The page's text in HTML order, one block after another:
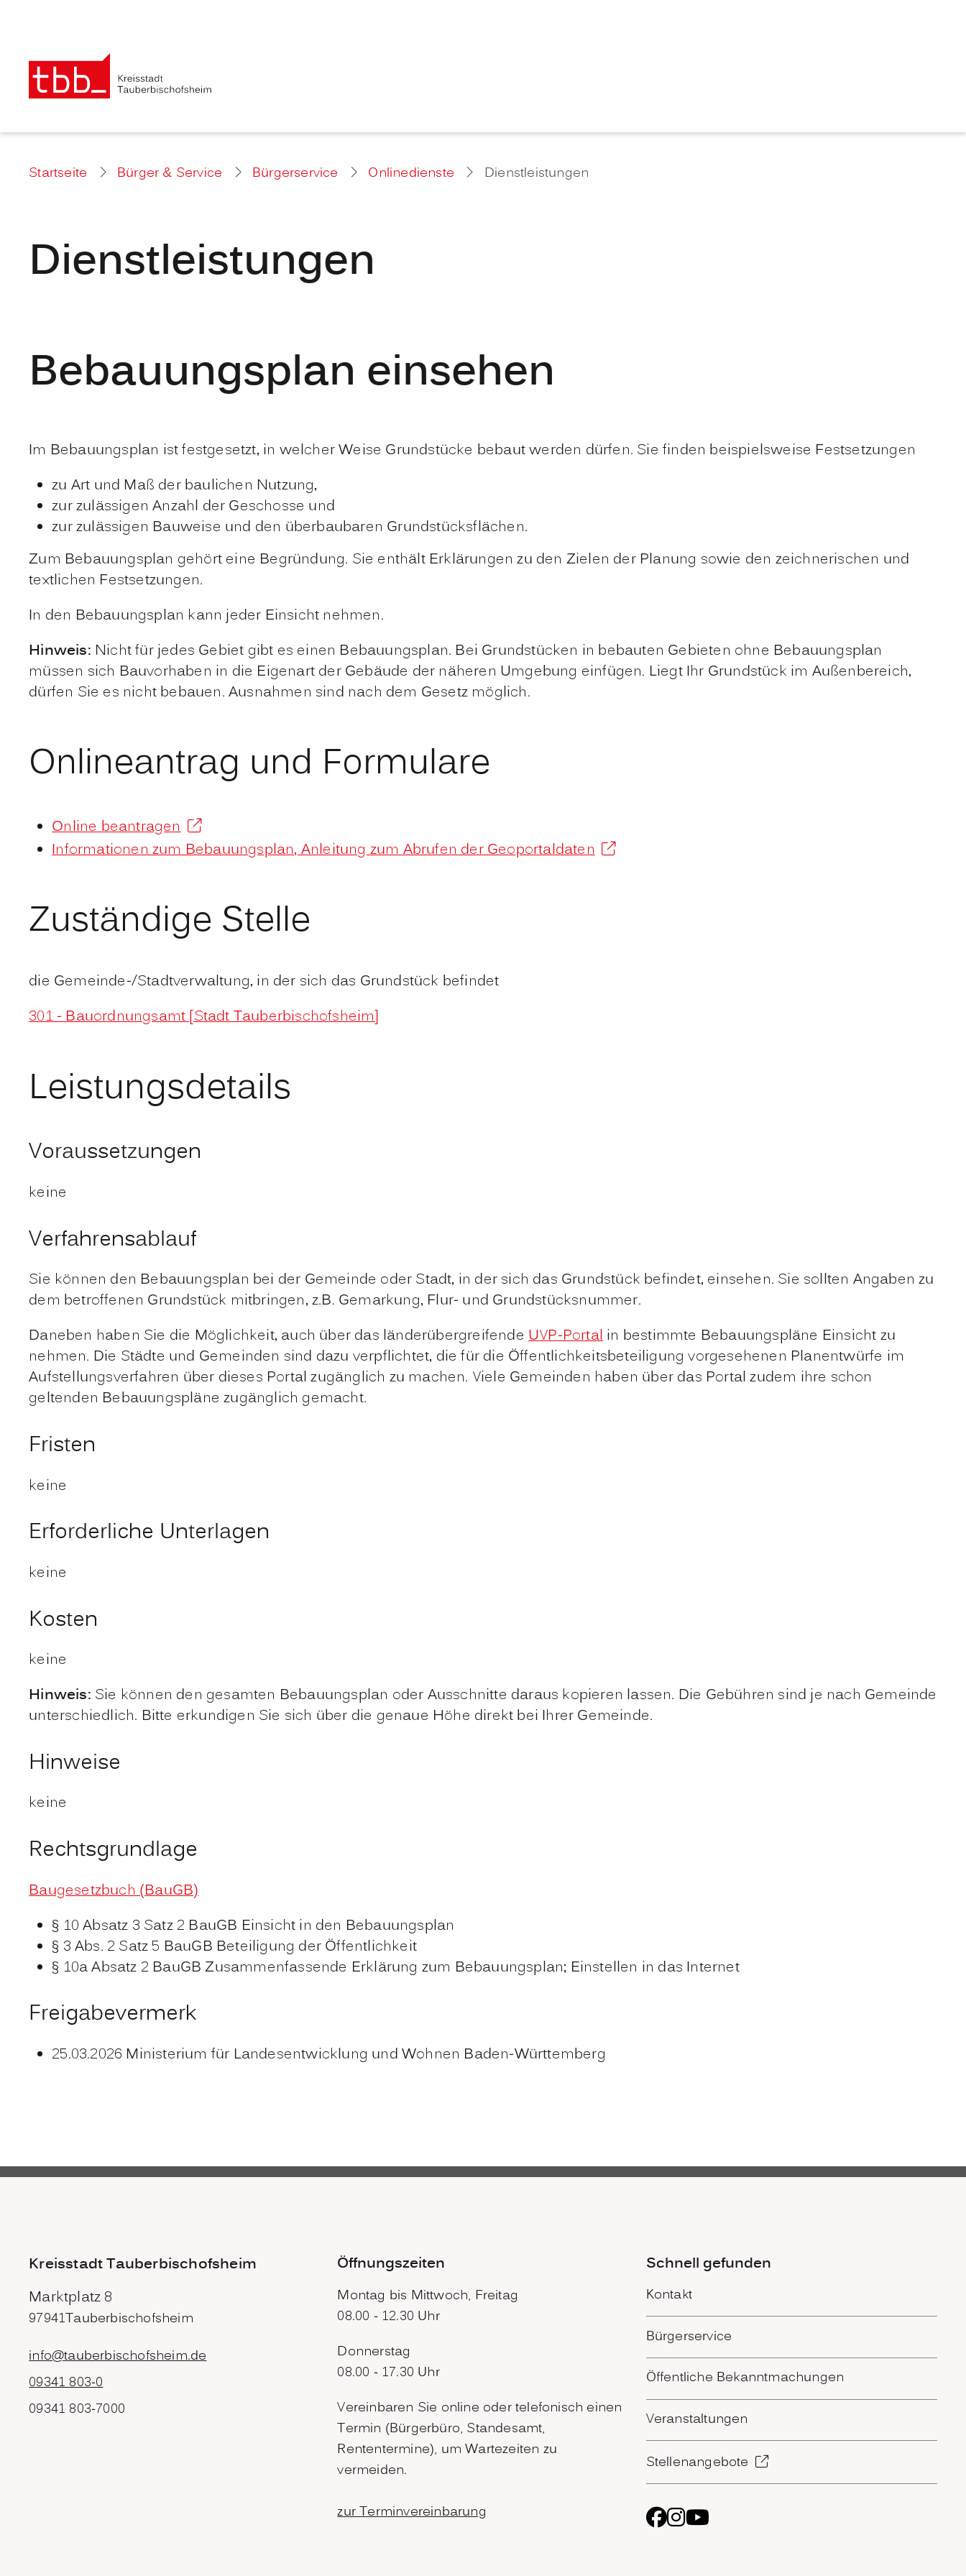
Startseite Bürger & Service Bürgerservice Onlinedienste Dienstleistungen
Dienstleistungen
Bebauungsplan einsehen
Im Bebauungsplan ist festgesetzt, in welcher Weise Grundstücke bebaut werden dürfen. Sie finden beispielsweise Festsetzungen
zu Art und Maß der baulichen Nutzung,
zur zulässigen Anzahl der Geschosse und
zur zulässigen Bauweise und den überbaubaren Grundstücksflächen.
Zum Bebauungsplan gehört eine Begründung. Sie enthält Erklärungen zu den Zielen der Planung sowie den zeichnerischen und
textlichen Festsetzungen.
In den Bebauungsplan kann jeder Einsicht nehmen.
Hinweis: Nicht für jedes Gebiet gibt es einen Bebauungsplan. Bei Grundstücken in bebauten Gebieten ohne Bebauungsplan
müssen sich Bauvorhaben in die Eigenart der Gebäude der näheren Umgebung einfügen. Liegt Ihr Grundstück im Außenbereich,
dürfen Sie es nicht bebauen. Ausnahmen sind nach dem Gesetz möglich.
Onlineantrag und Formulare
Online beantragen
Informationen zum Bebauungsplan, Anleitung zum Abrufen der Geoportaldaten
Zuständige Stelle
die Gemeinde-/Stadtverwaltung, in der sich das Grundstück befindet
301 - Bauordnungsamt [Stadt Tauberbischofsheim]
Leistungsdetails
Voraussetzungen
keine
Verfahrensablauf
Sie können den Bebauungsplan bei der Gemeinde oder Stadt, in der sich das Grundstück befindet, einsehen. Sie sollten Angaben zu
dem betroffenen Grundstück mitbringen, z.B. Gemarkung, Flur- und Grundstücksnummer.
Daneben haben Sie die Möglichkeit, auch über das länderübergreifende UVP-Portal in bestimmte Bebauungspläne Einsicht zu
nehmen. Die Städte und Gemeinden sind dazu verpflichtet, die für die Öffentlichkeitsbeteiligung vorgesehenen Planentwürfe im
Aufstellungsverfahren über dieses Portal zugänglich zu machen. Viele Gemeinden haben über das Portal zudem ihre schon
geltenden Bebauungspläne zugänglich gemacht.
Fristen
keine
Erforderliche Unterlagen
keine
Kosten
keine
Hinweis: Sie können den gesamten Bebauungsplan oder Ausschnitte daraus kopieren lassen. Die Gebühren sind je nach Gemeinde
unterschiedlich. Bitte erkundigen Sie sich über die genaue Höhe direkt bei Ihrer Gemeinde.
Hinweise
keine
Rechtsgrundlage
Baugesetzbuch (BauGB)
§ 10 Absatz 3 Satz 2 BauGB Einsicht in den Bebauungsplan
§ 3 Abs. 2 Satz 5 BauGB Beteiligung der Öffentlichkeit
§ 10a Absatz 2 BauGB Zusammenfassende Erklärung zum Bebauungsplan; Einstellen in das Internet
Freigabevermerk
25.03.2026 Ministerium für Landesentwicklung und Wohnen Baden-Württemberg
Kreisstadt Tauberbischofsheim
Marktplatz 8
97941Tauberbischofsheim
info@tauberbischofsheim.de
09341 803-0
09341 803-7000
Öffnungszeiten
Montag bis Mittwoch, Freitag
08.00 - 12.30 Uhr
Donnerstag
08.00 - 17.30 Uhr
Vereinbaren Sie online oder telefonisch einen
Termin (Bürgerbüro, Standesamt,
Rententermine), um Wartezeiten zu
vermeiden.
zur Terminvereinbarung
Schnell gefunden
Kontakt
Bürgerservice
Öffentliche Bekanntmachungen
Veranstaltungen
Stellenangebote